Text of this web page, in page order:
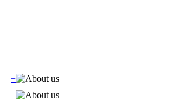
+
+